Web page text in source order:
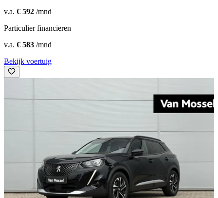
v.a. € 592 /mnd
Particulier financieren
v.a. € 583 /mnd
Bekijk voertuig